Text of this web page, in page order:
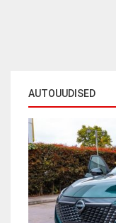
AUTOUUDISED